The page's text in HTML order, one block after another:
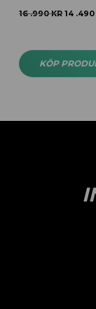
16 .990KR 14 .490
KÖP